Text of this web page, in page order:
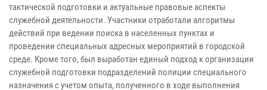
тактической подготовки и актуальные правовые аспекты
служебной деятельности. Участники отработали алгоритмы
действий при ведении поиска в населенных пунктах и
проведении специальных адресных мероприятий в городской
среде. Кроме того, был выработан единый подход к организации
служебной подготовки подразделений полиции специального
назначения с учетом опыта, полученного в ходе выполнения